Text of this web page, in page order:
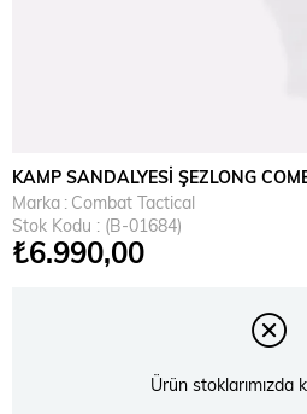
KAMP SANDALYESİ ŞEZLONG
Marka : Combat Tactical
Stok Kodu
(B-01684)
₺6.990,00
Ürün stoklarımızda